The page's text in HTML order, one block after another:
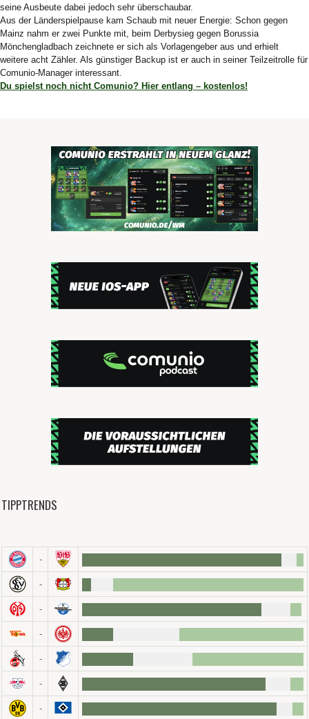
seine Ausbeute dabei jedoch sehr überschaubar.
Aus der Länderspielpause kam Schaub mit neuer Energie: Schon gegen
Mainz nahm er zwei Punkte mit, beim Derbysieg gegen Borussia
Mönchengladbach zeichnete er sich als Vorlagengeber aus und erhielt
weitere acht Zähler. Als günstiger Backup ist er auch in seiner Teilzeitrolle für
Comunio-Manager interessant.
Du spielst noch nicht Comunio? Hier entlang – kostenlos!
TIPPTRENDS
-
-
-
-
-
-
-